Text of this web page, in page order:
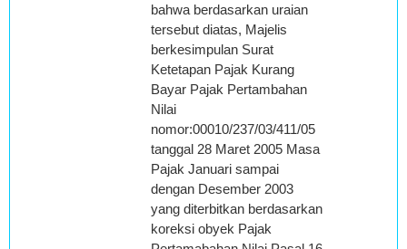
bahwa berdasarkan uraian
tersebut diatas, Majelis
berkesimpulan Surat
Ketetapan Pajak Kurang
Bayar Pajak Pertambahan
Nilai
nomor:00010/237/03/411/05
tanggal 28 Maret 2005 Masa
Pajak Januari sampai
dengan Desember 2003
yang diterbitkan berdasarkan
koreksi obyek Pajak